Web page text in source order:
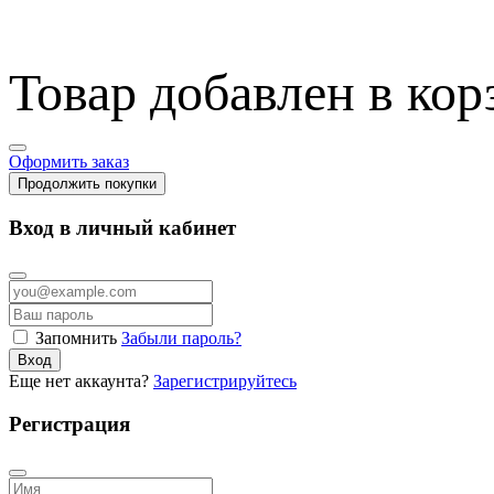
Товар добавлен в
Оформить заказ
Продолжить покупки
Вход в личный кабинет
Запомнить Забыли пароль?
Вход
Еще нет аккаунта? Зарегистрируйтесь
Регистрация